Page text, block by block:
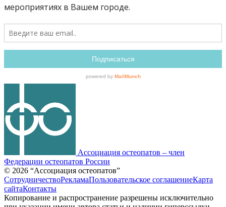
Ассоциация остеопатов – член
Федерации остеопатов России
© 2026 “Ассоциация остеопатов”
СотрудничествоРекламаПользовательское соглашениеКарта
сайтаКонтакты
Копирование и распространение разрешены исключительно